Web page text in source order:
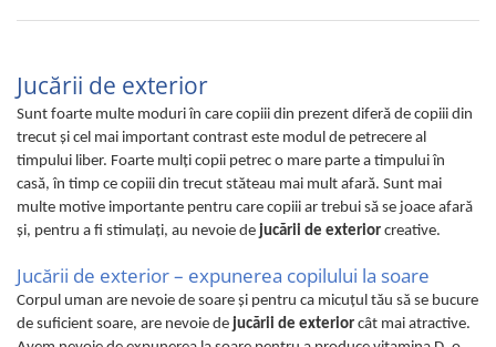
Jucării de exterior
Sunt foarte multe moduri în care copiii din prezent diferă de copiii din
trecut şi cel mai important contrast este modul de petrecere al
timpului liber. Foarte mulţi copii petrec o mare parte a timpului în
casă, în timp ce copiii din trecut stăteau mai mult afară. Sunt mai
multe motive importante pentru care copiii ar trebui să se joace afară
şi, pentru a fi stimulaţi, au nevoie de jucării de exterior creative.
Jucării de exterior – expunerea copilului la soare
Corpul uman are nevoie de soare şi pentru ca micuţul tău să se bucure
de suficient soare, are nevoie de jucării de exterior cât mai atractive.